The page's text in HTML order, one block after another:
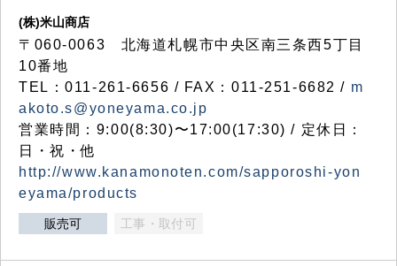
(株)米山商店
〒060-0063 北海道札幌市中央区南三条西5丁目
10番地
TEL：011-261-6656 / FAX：011-251-6682 / m
akoto.s@yoneyama.co.jp
営業時間：9:00(8:30)〜17:00(17:30) / 定休日：
日・祝・他
http://www.kanamonoten.com/sapporoshi-yon
eyama/products
販売可 工事・取付可